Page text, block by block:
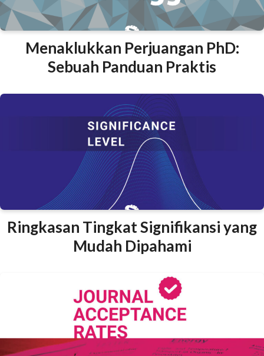
Menaklukkan Perjuangan PhD:
Sebuah Panduan Praktis
Ringkasan Tingkat Signifikansi yang
Mudah Dipahami